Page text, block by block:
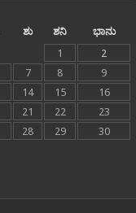
ಶು ಶನಿ
ಭಾನು
1
2
7 8
9
14 15
16
21 22
23
28 29
30